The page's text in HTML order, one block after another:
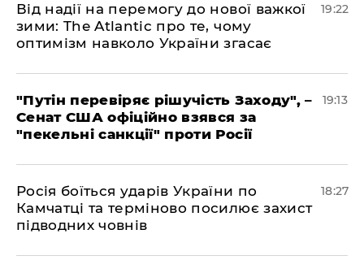
​Від надії на перемогу до нової важкої
зими: The Atlantic про те, чому
оптимізм навколо України згасає
19:22
​"Путін перевіряє рішучість Заходу", –
Сенат США офіційно взявся за
"пекельні санкції" проти Росії
19:13
​Росія боїться ударів України по
Камчатці та терміново посилює захист
підводних човнів
18:27